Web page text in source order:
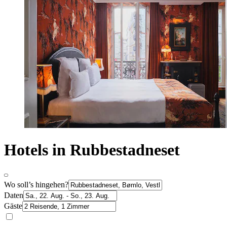
Hotels in Rubbestadneset
Wo soll’s hingehen?
Daten
Gäste